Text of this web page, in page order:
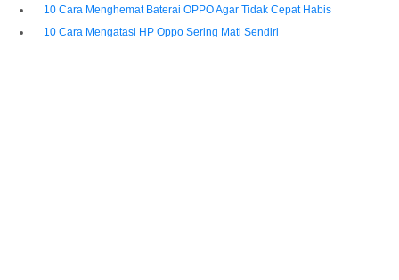
10 Cara Menghemat Baterai OPPO Agar Tidak Cepat Habis
10 Cara Mengatasi HP Oppo Sering Mati Sendiri